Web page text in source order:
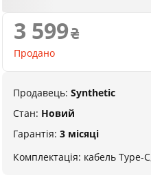
3 599
Продано
Продавець: Synthetic
Стан: Новий
Гарантія: 3 місяці
Комплектація: кабель Type-